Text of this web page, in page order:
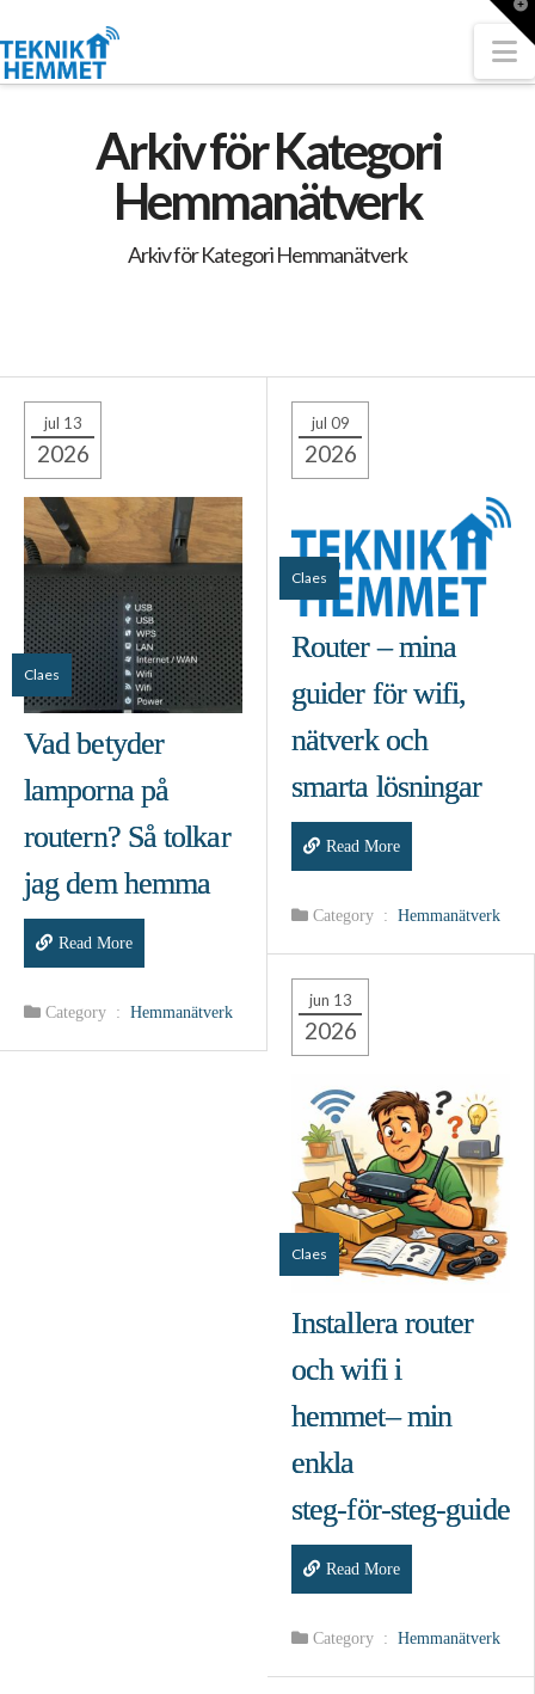
Arkiv för Kategori
Hemmanätverk
Arkiv för Kategori Hemmanätverk
jul 13
2026
Claes
Vad betyder
lamporna på
routern? Så tolkar
jag dem hemma
Read More
Category : Hemmanätverk
jul 09
2026
Claes
Router – mina
guider för wifi,
nätverk och
smarta lösningar
Read More
Category : Hemmanätverk
jun 13
2026
Claes
Installera router
och wifi i
hemmet– min
enkla
steg‑för‑steg‑guide
Read More
Category : Hemmanätverk